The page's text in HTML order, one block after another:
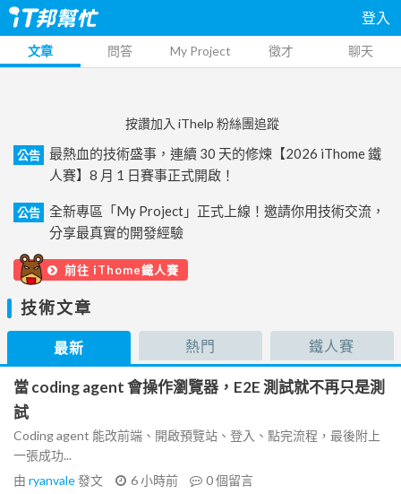
登入
文章 問答 My Project 徵才 聊天
按讚加入 iThelp 粉絲團追蹤
公告
最熱血的技術盛事，連續 30 天的修煉【2026 iThome 鐵
人賽】8 月 1 日賽事正式開啟！
公告
全新專區「My Project」正式上線！邀請你用技術交流，
分享最真實的開發經驗
前往 iThome鐵人賽
技術文章
最新 熱門 鐵人賽
當 coding agent 會操作瀏覽器，E2E 測試就不再只是測
試
Coding agent 能改前端、開啟預覽站、登入、點完流程，最後附上
一張成功...
由 ryanvale發文 6 小時前 0個留言